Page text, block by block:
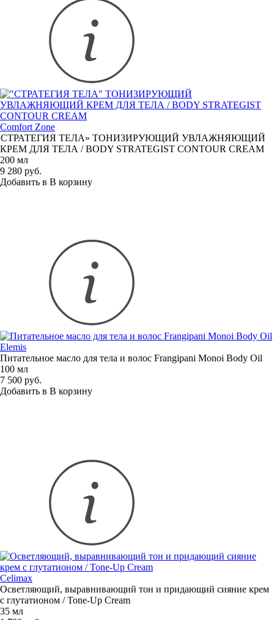
Comfort Zone
СТРАТЕГИЯ ТЕЛА» ТОНИЗИРУЮЩИЙ УВЛАЖНЯЮЩИЙ
КРЕМ ДЛЯ ТЕЛА / BODY STRATEGIST CONTOUR CREAM
200 мл
9 280 руб.
Добавить в В корзину
Elemis
Питательное масло для тела и волос Frangipani Monoi Body Oil
100 мл
7 500 руб.
Добавить в В корзину
Celimax
Осветляющий, выравнивающий тон и придающий сияние крем
c глутатионом /Tone-Up Cream
35 мл